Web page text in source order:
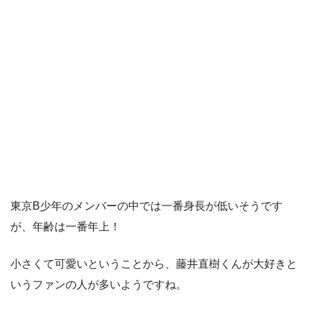
東京B少年のメンバーの中では一番身長が低いそうです
が、年齢は一番年上！
小さくて可愛いということから、藤井直樹くんが大好きと
いうファンの人が多いようですね。